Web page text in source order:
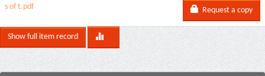
s of t.pdf
Request a copy
Show full item record